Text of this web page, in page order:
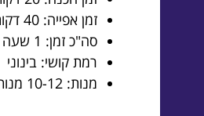
זמן אפייה: 40 דקות
סה"כ זמן: 1 שעה
רמת קושי: בינוני
מנות: 10-12 מנות